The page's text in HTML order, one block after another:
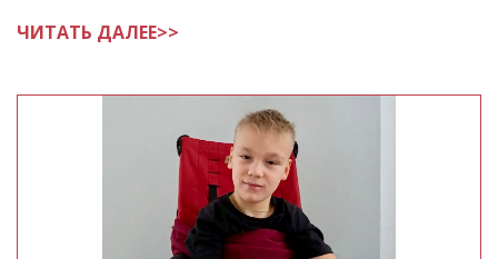
ЧИТАТЬ ДАЛЕЕ>>